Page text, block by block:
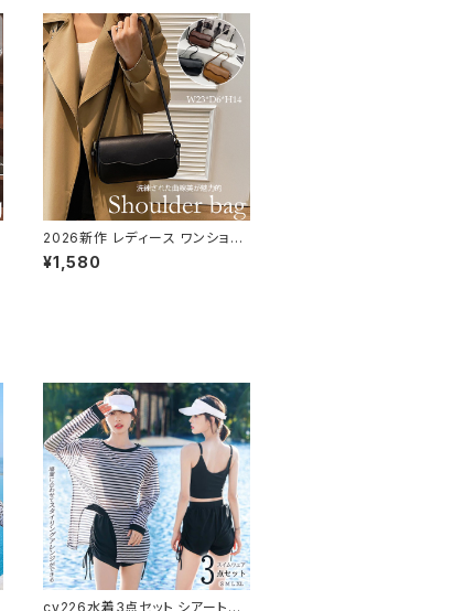
2026新作 レディース ワンショル
ダーバッグ 肩掛け きれいめ スク
エア レザー調
¥1,580
cv226水着3点セット シアートッ